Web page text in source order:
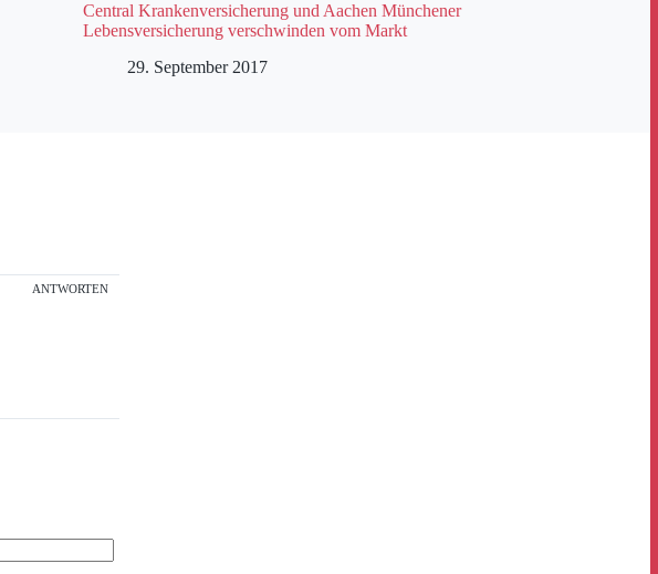
Central Krankenversicherung und Aachen Münchener
Lebensversicherung verschwinden vom Markt
29. September 2017
ANTWORTEN